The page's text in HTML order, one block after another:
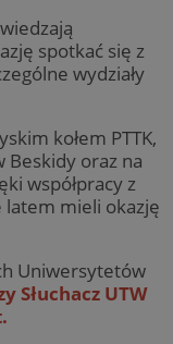
spotkać się z
wydziały
kołem PTTK,
Beskidy oraz na
współpracy z
latem mieli okazję
Uniwersytetów
Słuchacz UTW